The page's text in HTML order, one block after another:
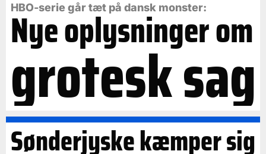
HBO-serie går tæt på dansk monster:
Nye oplysninger om
grotesk sag
Sønderjyske kæmper sig